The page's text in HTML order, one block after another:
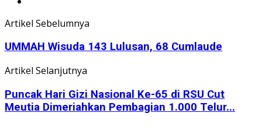
Artikel Sebelumnya
UMMAH Wisuda 143 Lulusan, 68 Cumlaude
Artikel Selanjutnya
Puncak Hari Gizi Nasional Ke-65 di RSU Cut
Meutia Dimeriahkan Pembagian 1.000 Telur...